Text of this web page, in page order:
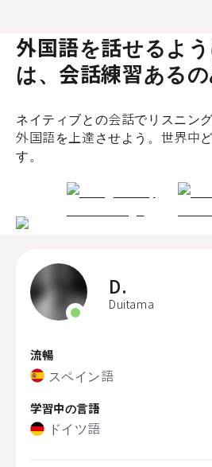
外国語を話せるよ
は、会話練習あるの
ネイティブとの会話でリスニン
外国語を上達させよう。世界中
す。
D.
Duitama
流暢
スペイン語
学習中の言語
ドイツ語